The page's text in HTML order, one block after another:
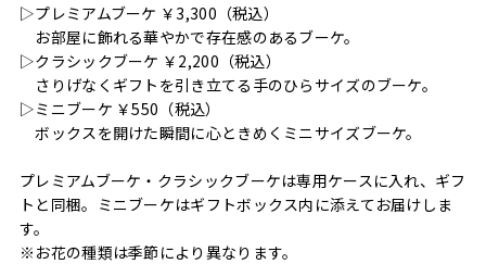
▷プレミアムブーケ ￥3,300（税込）
お部屋に飾れる華やかで存在感のあるブーケ。
▷クラシックブーケ ￥2,200（税込）
さりげなくギフトを引き立てる手のひらサイズのブーケ。
▷ミニブーケ ￥550（税込）
ボックスを開けた瞬間に心ときめくミニサイズブーケ。
プレミアムブーケ・クラシックブーケは専用ケースに入れ、ギフ
トと同梱。ミニブーケはギフトボックス内に添えてお届けしま
す。
※お花の種類は季節により異なります。